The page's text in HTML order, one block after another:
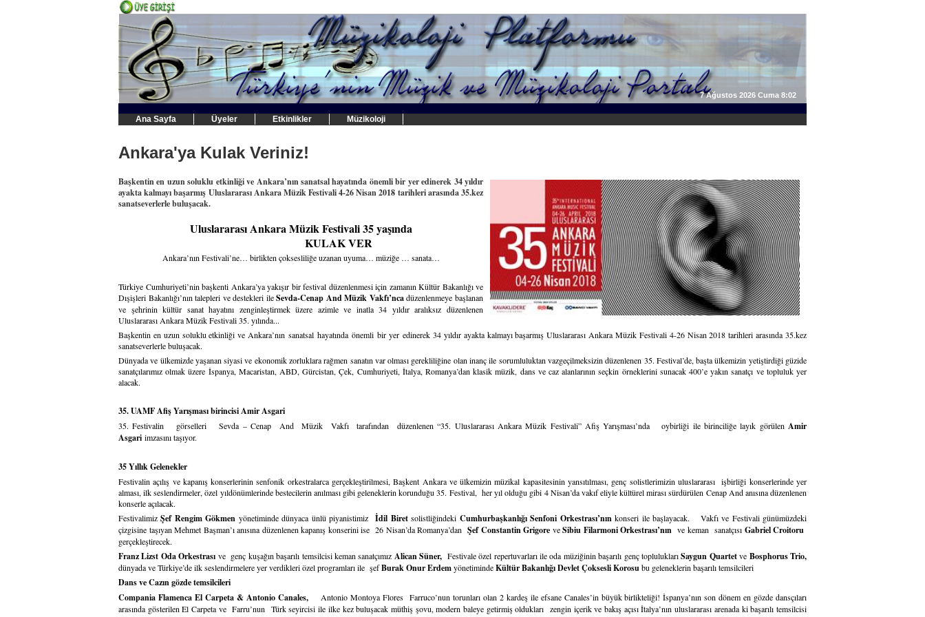
7 Ağustos 2026 Cuma 8:02
Ana Sayfa Üyeler Etkinlikler Müzikoloji
Ankara'ya Kulak Veriniz!
Başkentin en uzun soluklu etkinliği ve Ankara’nın sanatsal hayatında önemli bir yer edinerek 34 yıldır
ayakta kalmayı başarmış Uluslararası Ankara Müzik Festivali 4-26 Nisan 2018 tarihleri arasında 35.kez
sanatseverlerle buluşacak.
Uluslararası Ankara Müzik Festivali 35 yaşında
KULAK VER
Ankara’nın Festivali’ne… birlikten çoksesliliğe uzanan uyuma… müziğe … sanata…
Türkiye Cumhuriyeti’nin başkenti Ankara’ya yakışır bir festival düzenlenmesi için zamanın Kültür Bakanlığı ve
Dışişleri Bakanlığı’nın talepleri ve destekleri ileSevda-Cenap And Müzik Vakfı’ncadüzenlenmeye başlanan
ve şehrinin kültür sanat hayatını zenginleştirmek üzere azimle ve inatla 34 yıldır aralıksız düzenlenen
Uluslararası Ankara Müzik Festivali 35. yılında...
Başkentin en uzun soluklu etkinliği ve Ankara’nın sanatsal hayatında önemli bir yer edinerek 34 yıldır ayakta kalmayı başarmış Uluslararası Ankara Müzik Festivali 4-26 Nisan 2018 tarihleri arasında 35.kez
sanatseverlerle buluşacak.
Dünyada ve ülkemizde yaşanan siyasi ve ekonomik zorluklara rağmen sanatın var olması gerekliliğine olan inanç ile sorumluluktan vazgeçilmeksizin düzenlenen 35. Festival’de, başta ülkemizin yetiştirdiği güzide
sanatçılarımız olmak üzere İspanya, Macaristan, ABD, Gürcistan, Çek, Cumhuriyeti, İtalya, Romanya’dan klasik müzik, dans ve caz alanlarının seçkin örneklerini sunacak 400’e yakın sanatçı ve topluluk yer
alacak.
35. UAMF Afiş Yarışması birincisi Amir Asgari
35. Festivalin görselleri Sevda – Cenap And Müzik Vakfı tarafından düzenlenen “35. Uluslararası Ankara Müzik Festivali” Afiş Yarışması’nda oybirliği ile birinciliğe layık görülen Amir
Asgari imzasını taşıyor.
35 Yıllık Gelenekler
Festivalin açılış ve kapanış konserlerinin senfonik orkestralarca gerçekleştirilmesi, Başkent Ankara ve ülkemizin müzikal kapasitesinin yansıtılması, genç solistlerimizin uluslararası işbirliği konserlerinde yer
alması, ilk seslendirmeler, özel yıldönümlerinde bestecilerin anılması gibi geleneklerin korunduğu 35. Festival, her yıl olduğu gibi 4 Nisan’da vakıf eliyle kültürel mirası sürdürülen Cenap And anısına düzenlenen
konserle açılacak.
FestivalimizŞef Rengim Gökmen yönetiminde dünyaca ünlü piyanistimiz İdil Biretsolistliğindeki Cumhurbaşkanlığı Senfoni Orkestrası’nınkonseri ile başlayacak. Vakfı ve Festivali günümüzdeki
çizgisine taşıyan Mehmet Başman’ı anısına düzenlenen kapanış konserini ise 26 Nisan’da Romanya’danŞef Constantin Grigore veSibiu Filarmoni Orkestrası’nınve keman sanatçısıGabriel Croitoru
gerçekleştirecek.
Franz Lizst Oda Orkestrası ve genç kuşağın başarılı temsilcisi keman sanatçımız Alican Süner, Festivale özel repertuvarları ile oda müziğinin başarılı genç topluluklarıSaygun Quartetve Bosphorus Trio,
dünyada ve Türkiye’de ilk seslendirmelere yer verdikleri özel programları ile şefBurak Onur ErdemyönetimindeKültür Bakanlığı Devlet Çoksesli Korosubu geleneklerin başarılı temsilcileri
Dans ve Cazın gözde temsilcileri
Compania Flamenca El Carpeta & Antonio Canales,Antonio Montoya Flores Farruco’nun torunları olan 2 kardeş ile efsane Canales’in büyük birlikteliği! İspanya’nın son dönem en gözde dansçıları
arasında gösterilen El Carpeta ve Farru’nun Türk seyircisi ile ilke kez buluşacak müthiş şovu, modern baleye getirmiş oldukları zengin içerik ve bakış açısı İtalya’nın uluslararası arenada ki başarılı temsilcisi